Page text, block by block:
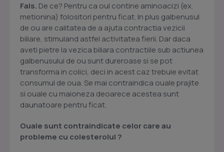
Fals. De ce? Pentru ca oul contine aminoacizi (ex.
metionina) folositori pentru ficat. In plus galbenusul
de ou are calitatea de a ajuta contractia vezicii
biliare, stimuland astfel activitatea fierii. Dar daca
aveti pietre la vezica biliara contractiile sub actiunea
galbenusului de ou sunt dureroase si se pot
transforma in colici, deci in acest caz trebuie evitat
consumul de oua. Se mai contraindica ouale prajite
si ouale cu maioneza deoarece acestea sunt
daunatoare pentru ficat.
Ouale sunt contraindicate celor care au
probleme cu colesterolul ?